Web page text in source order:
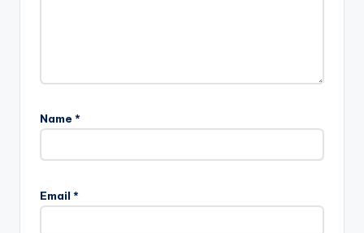
Name *
Email *